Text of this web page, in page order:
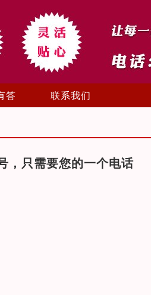
答 联系我们
，只需要您的一个电话